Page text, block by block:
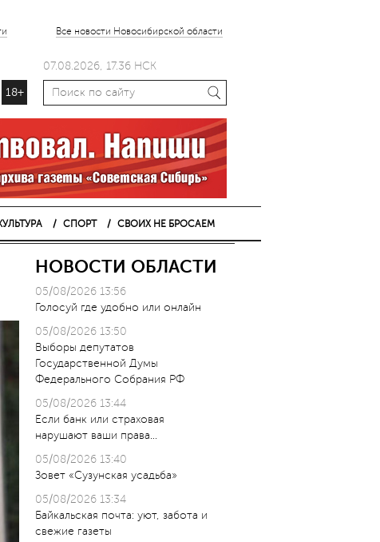
Все новости Новосибирской области
18+
07.08.2026, 17.36 НСК
СПОРТ СВОИХ НЕ БРОСАЕМ
НОВОСТИ ОБЛАСТИ
05/08/2026 13:56
Голосуй где удобно или онлайн
05/08/2026 13:50
Выборы депутатов
Государственной Думы
Федерального Собрания РФ
05/08/2026 13:44
Если банк или страховая
нарушают ваши права…
05/08/2026 13:40
Зовет «Сузунская усадьба»
05/08/2026 13:34
Байкальская почта: уют, забота и
свежие газеты